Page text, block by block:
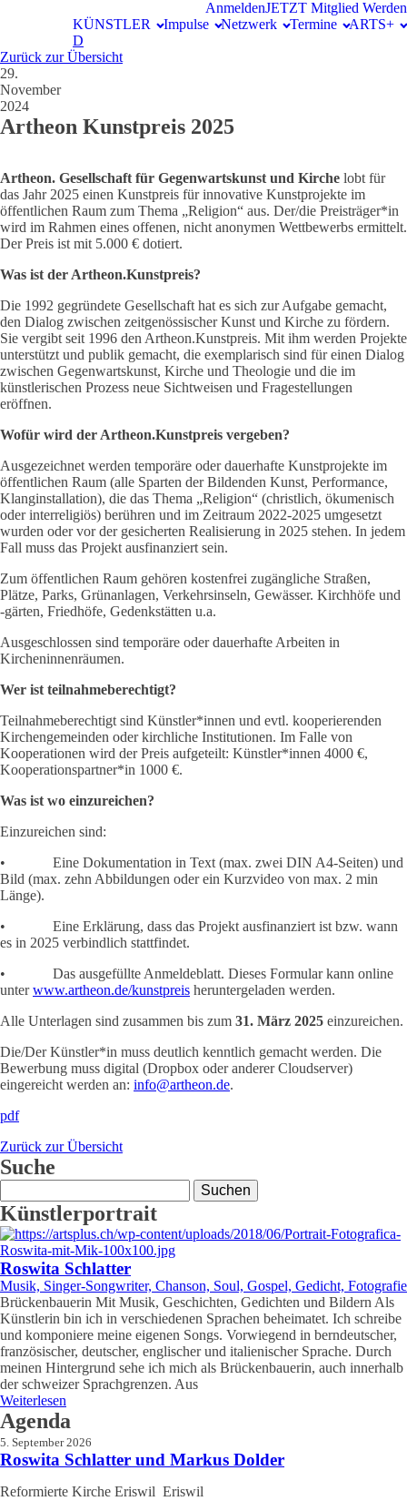
AnmeldenJETZT Mitglied Werden
KÜNSTLER
Impulse Netzwerk Termine
ARTS+
D
Zurück zur Übersicht
29.
November
2024
Artheon Kunstpreis 2025
Artheon. Gesellschaft für Gegenwartskunst und Kirche lobt für
das Jahr 2025 einen Kunstpreis für innovative Kunstprojekte im
öffentlichen Raum zum Thema „Religion“ aus. Der/die Preisträger*in
wird im Rahmen eines offenen, nicht anonymen Wettbewerbs ermittelt.
Der Preis ist mit 5.000 € dotiert.
Was ist der Artheon.Kunstpreis?
Die 1992 gegründete Gesellschaft hat es sich zur Aufgabe gemacht,
den Dialog zwischen zeitgenössischer Kunst und Kirche zu fördern.
Sie vergibt seit 1996 den Artheon.Kunstpreis. Mit ihm werden Projekte
unterstützt und publik gemacht, die exemplarisch sind für einen Dialog
zwischen Gegenwartskunst, Kirche und Theologie und die im
künstlerischen Prozess neue Sichtweisen und Fragestellungen
eröffnen.
Wofür wird der Artheon.Kunstpreis vergeben?
Ausgezeichnet werden temporäre oder dauerhafte Kunstprojekte im
öffentlichen Raum (alle Sparten der Bildenden Kunst, Performance,
Klanginstallation), die das Thema „Religion“ (christlich, ökumenisch
oder interreligiös) berühren und im Zeitraum 2022-2025 umgesetzt
wurden oder vor der gesicherten Realisierung in 2025 stehen. In jedem
Fall muss das Projekt ausfinanziert sein.
Zum öffentlichen Raum gehören kostenfrei zugängliche Straßen,
Plätze, Parks, Grünanlagen, Verkehrsinseln, Gewässer. Kirchhöfe und
-gärten, Friedhöfe, Gedenkstätten u.a.
Ausgeschlossen sind temporäre oder dauerhafte Arbeiten in
Kircheninnenräumen.
Wer ist teilnahmeberechtigt?
Teilnahmeberechtigt sind Künstler*innen und evtl. kooperierenden
Kirchengemeinden oder kirchliche Institutionen. Im Falle von
Kooperationen wird der Preis aufgeteilt: Künstler*innen 4000 €,
Kooperationspartner*in 1000 €.
Was ist wo einzureichen?
Einzureichen sind:
• Eine Dokumentation in Text (max. zwei DIN A4-Seiten) und
Bild (max. zehn Abbildungen oder ein Kurzvideo von max. 2 min
Länge).
• Eine Erklärung, dass das Projekt ausfinanziert ist bzw. wann
es in 2025 verbindlich stattfindet.
• Das ausgefüllte Anmeldeblatt. Dieses Formular kann online
unterwww.artheon.de/kunstpreis heruntergeladen werden.
Alle Unterlagen sind zusammen bis zum 31. März 2025 einzureichen.
Die/Der Künstler*in muss deutlich kenntlich gemacht werden. Die
Bewerbung muss digital (Dropbox oder anderer Cloudserver)
eingereicht werden an: info@artheon.de.
pdf
Zurück zur Übersicht
Suche
nach:
Künstlerportrait
Roswita Schlatter
Musik, Singer-Songwriter, Chanson, Soul, Gospel, Gedicht, Fotografie
Brückenbauerin Mit Musik, Geschichten, Gedichten und Bildern Als
Künstlerin bin ich in verschiedenen Sprachen beheimatet. Ich schreibe
und komponiere meine eigenen Songs. Vorwiegend in berndeutscher,
französischer, deutscher, englischer und italienischer Sprache. Durch
meinen Hintergrund sehe ich mich als Brückenbauerin, auch innerhalb
der schweizer Sprachgrenzen. Aus
Weiterlesen
Agenda
5. September 2026
Roswita Schlatter und Markus Dolder
Reformierte Kirche Eriswil Eriswil